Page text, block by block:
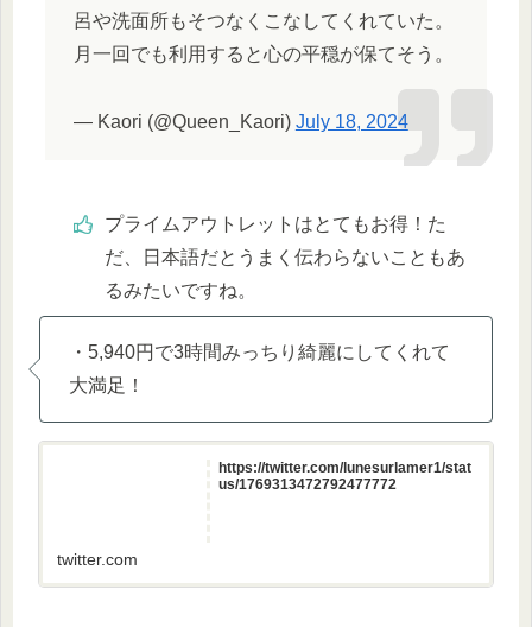
呂や洗面所もそつなくこなしてくれていた。
月一回でも利用すると心の平穏が保てそう。
— Kaori (@Queen_Kaori) July 18, 2024
プライムアウトレットはとてもお得！た
だ、日本語だとうまく伝わらないこともあ
るみたいですね。
・5,940円で3時間みっちり綺麗にしてくれて
大満足！
https://twitter.com/lunesurlamer1/stat
us/1769313472792477772
twitter.com